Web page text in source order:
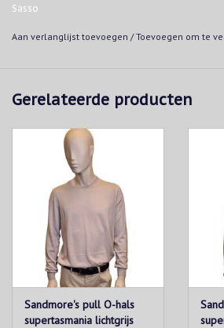
Made in Italy
Geen droogkast
Droogkuis
Strijkijzer: maximaal 150°C
Sasso
Aan verlanglijst toevoegen /Toevoegen om te
Gerelateerde producten
Sandmore's pull O-hals
supertasmania lichtgrijs